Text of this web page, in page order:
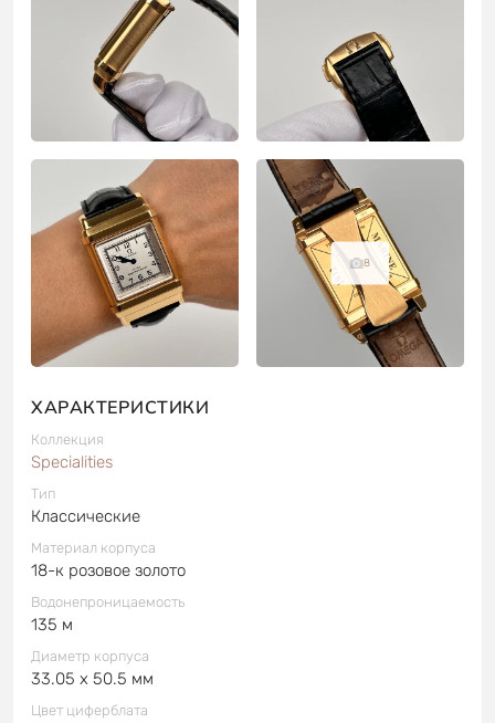
8
ХАРАКТЕРИСТИКИ
Коллекция
Specialities
Тип
Классические
Материал корпуса
18-к розовое золото
Водонепроницаемость
135 м
Диаметр корпуса
33.05 x 50.5 мм
Цвет циферблата